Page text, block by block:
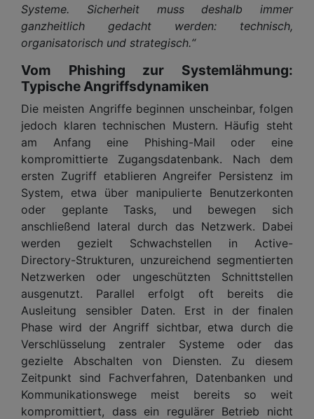
Systeme. Sicherheit muss deshalb immer
ganzheitlich gedacht werden: technisch,
organisatorisch und strategisch.“
Vom Phishing zur Systemlähmung:
Typische Angriffsdynamiken
Die meisten Angriffe beginnen unscheinbar, folgen
jedoch klaren technischen Mustern. Häufig steht
am Anfang eine Phishing-Mail oder eine
kompromittierte Zugangsdatenbank. Nach dem
ersten Zugriff etablieren Angreifer Persistenz im
System, etwa über manipulierte Benutzerkonten
oder geplante Tasks, und bewegen sich
anschließend lateral durch das Netzwerk. Dabei
werden gezielt Schwachstellen in Active-
Directory-Strukturen, unzureichend segmentierten
Netzwerken oder ungeschützten Schnittstellen
ausgenutzt. Parallel erfolgt oft bereits die
Ausleitung sensibler Daten. Erst in der finalen
Phase wird der Angriff sichtbar, etwa durch die
Verschlüsselung zentraler Systeme oder das
gezielte Abschalten von Diensten. Zu diesem
Zeitpunkt sind Fachverfahren, Datenbanken und
Kommunikationswege meist bereits so weit
kompromittiert, dass ein regulärer Betrieb nicht